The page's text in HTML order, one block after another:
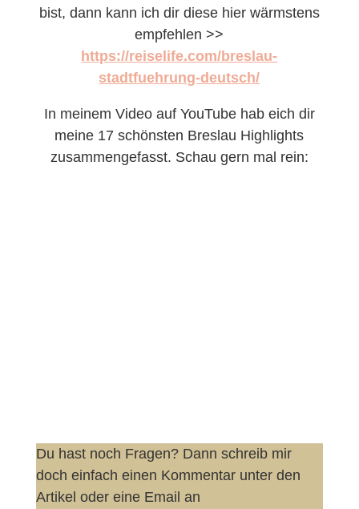
bist, dann kann ich dir diese hier wärmstens
empfehlen >>
https://reiselife.com/breslau-
stadtfuehrung-deutsch/
In meinem Video auf YouTube hab eich dir
meine 17 schönsten Breslau Highlights
zusammengefasst. Schau gern mal rein:
Du hast noch Fragen? Dann schreib mir
doch einfach einen Kommentar unter den
Artikel oder eine Email an